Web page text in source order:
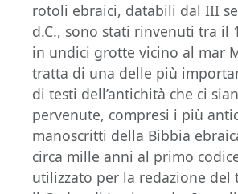
rotoli ebraici, databili dal III
d.C., sono stati rinvenuti tra il
in undici grotte vicino al mar
tratta di una delle più
di testi dell’antichità che ci
pervenute, compresi i più
manoscritti della Bibbia
circa mille anni al primo
utilizzato per la redazione del